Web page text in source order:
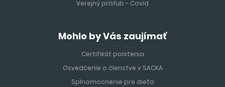
Verejný prísľub - Covid
Mohlo by Vás zaujímať
Certifikát poistenia
Osvedčenie o členstve v SACKA
Splnomocnenie pre dieťa